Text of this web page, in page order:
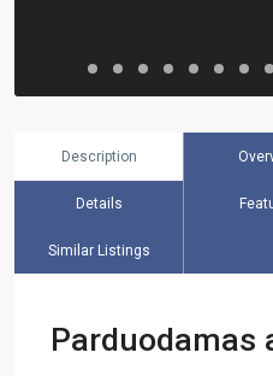
Description
Details
Similar Listings
Parduodamas